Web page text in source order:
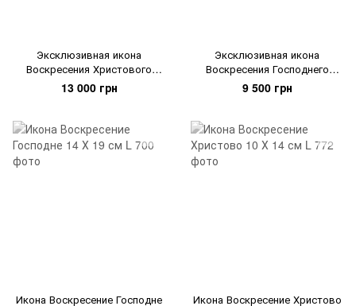
Эксклюзивная икона
Воскресения Христового
ручная работа 21 Х 29 см
13 000 грн
Эксклюзивная икона
Воскресения Господнего
ручная работа 19,5 Х 21,5 см
9 500 грн
Икона Воскресение Господне
Икона Воскресение Христово